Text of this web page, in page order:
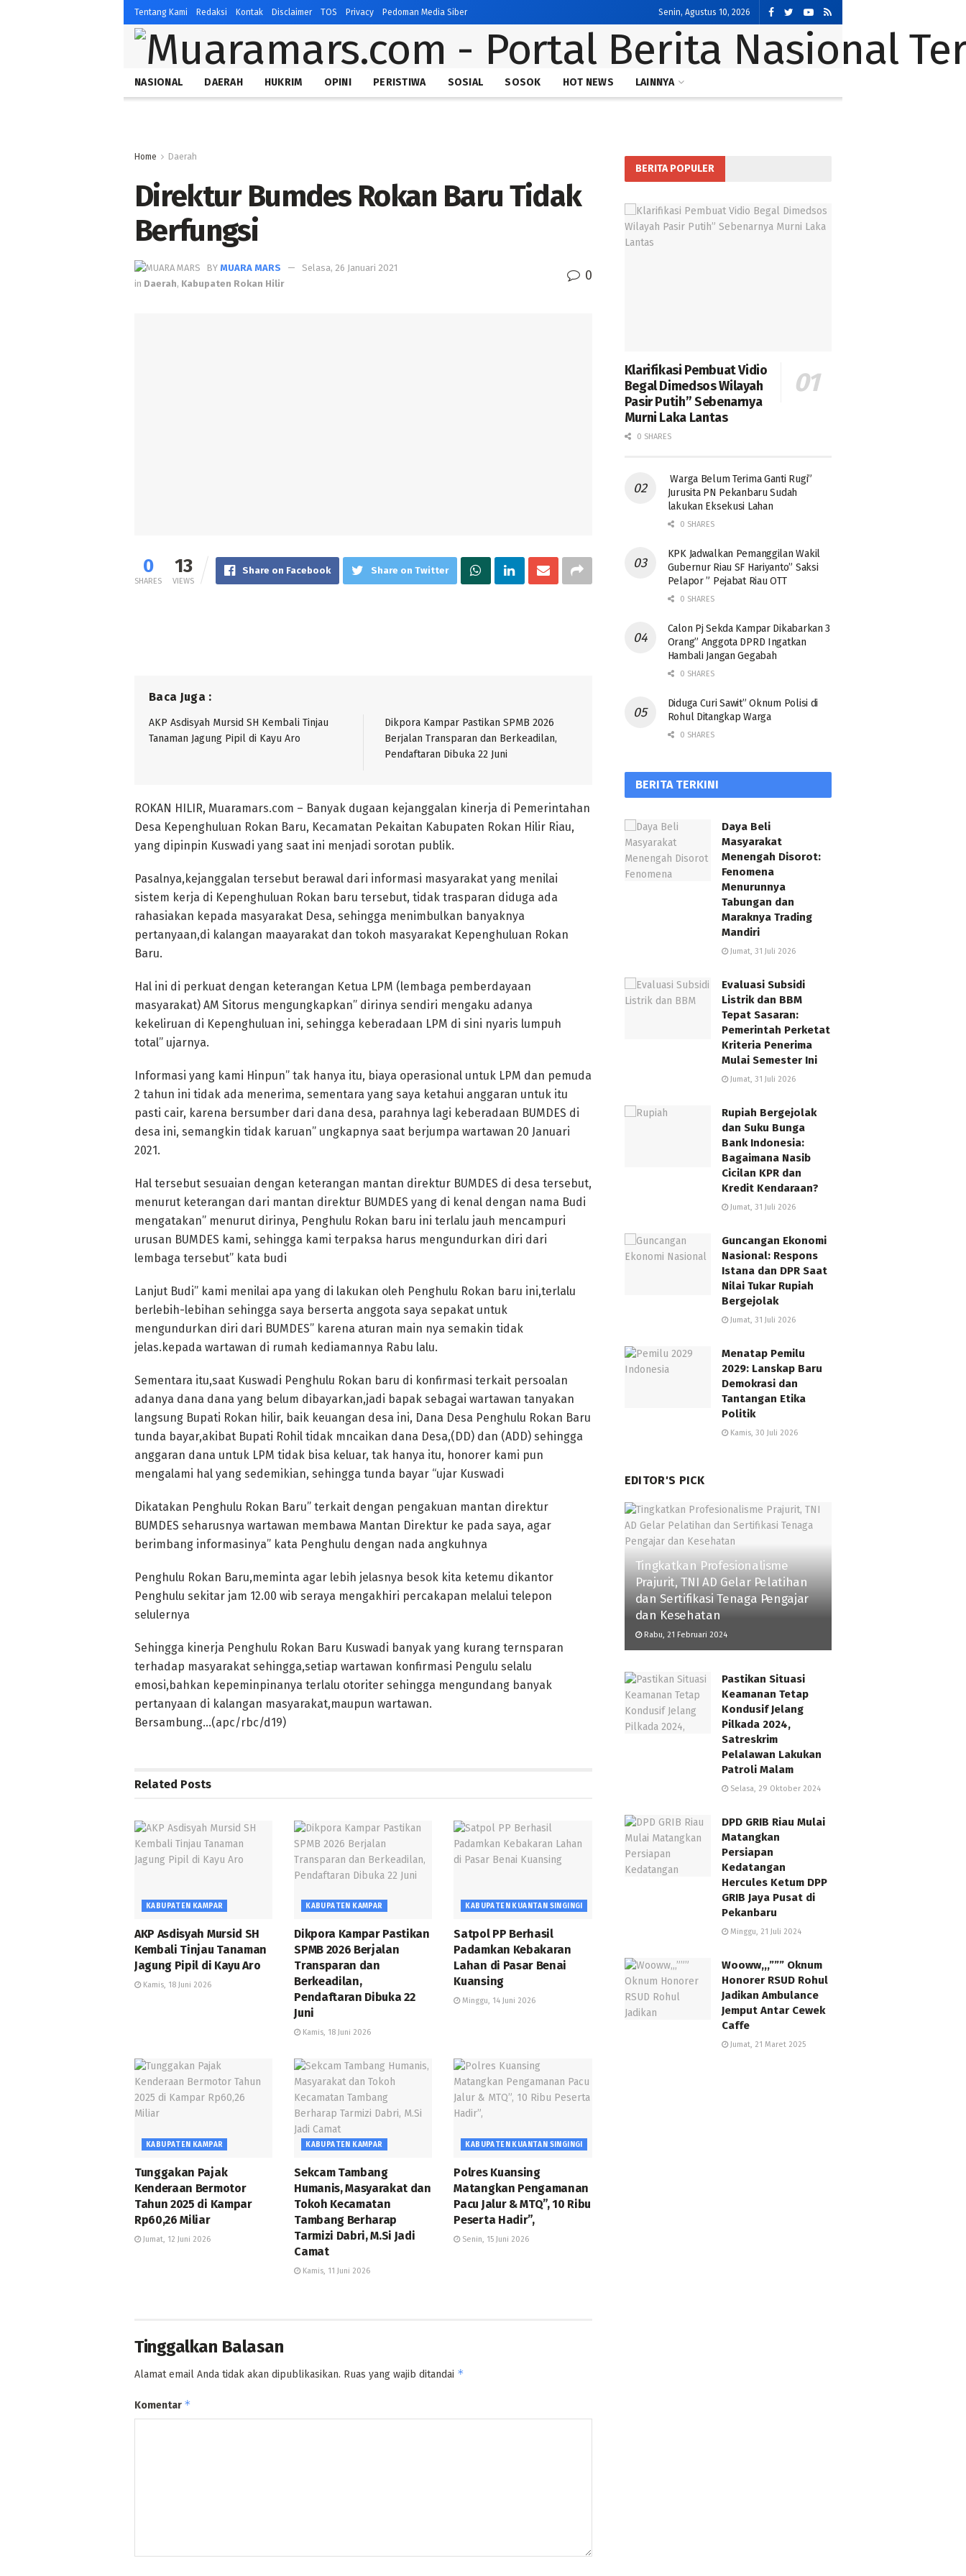
Tentang Kami Redaksi Kontak Disclaimer TOS Privacy Pedoman Media Siber Senin, Agustus 10, 2026
NASIONAL DAERAH HUKRIM OPINI PERISTIWA SOSIAL SOSOK HOT NEWS LAINNYA
Home Daerah
Direktur Bumdes Rokan Baru Tidak
Berfungsi
BY MUARA MARS
Selasa, 26 Januari 2021
in Daerah, Kabupaten Rokan Hilir
0
0
SHARES
13
VIEWS
Share on Facebook Share on Twitter
Baca Juga :
AKP Asdisyah Mursid SH Kembali Tinjau
Tanaman Jagung Pipil di Kayu Aro
Dikpora Kampar Pastikan SPMB 2026
Berjalan Transparan dan Berkeadilan,
Pendaftaran Dibuka 22 Juni
ROKAN HILIR, Muaramars.com – Banyak dugaan kejanggalan kinerja di Pemerintahan
Desa Kepenghuluan Rokan Baru, Kecamatan Pekaitan Kabupaten Rokan Hilir Riau,
yang dipinpin Kuswadi yang saat ini menjadi sorotan publik.
Pasalnya,kejanggalan tersebut berawal dari informasi masyarakat yang menilai
sistem kerja di Kepenghuluan Rokan baru tersebut, tidak trasparan diduga ada
rahasiakan kepada masyarakat Desa, sehingga menimbulkan banyaknya
pertanyaan,di kalangan maayarakat dan tokoh masyarakat Kepenghuluan Rokan
Baru.
Hal ini di perkuat dengan keterangan Ketua LPM (lembaga pemberdayaan
masyarakat) AM Sitorus mengungkapkan” dirinya sendiri mengaku adanya
kekeliruan di Kepenghuluan ini, sehingga keberadaan LPM di sini nyaris lumpuh
total” ujarnya.
Informasi yang kami Hinpun” tak hanya itu, biaya operasional untuk LPM dan pemuda
2 tahun ini tidak ada menerima, sementara yang saya ketahui anggaran untuk itu
pasti cair, karena bersumber dari dana desa, parahnya lagi keberadaan BUMDES di
desa ini, semangkin tidak karuan” ungkapnya saat berjumpa wartawan 20 Januari
2021.
Hal tersebut sesuaian dengan keterangan mantan direktur BUMDES di desa tersebut,
menurut keterangan dari mantan direktur BUMDES yang di kenal dengan nama Budi
mengatakan” menurut dirinya, Penghulu Rokan baru ini terlalu jauh mencampuri
urusan BUMDES kami, sehingga kami terpaksa harus mengundurkan diri dari
lembaga tersebut” kata budi
Lanjut Budi” kami menilai apa yang di lakukan oleh Penghulu Rokan baru ini,terlalu
berlebih-lebihan sehingga saya berserta anggota saya sepakat untuk
mengundurkan diri dari BUMDES” karena aturan main nya semakin tidak
jelas.kepada wartawan di rumah kediamannya Rabu lalu.
Sementara itu,saat Kuswadi Penghulu Rokan baru di konfirmasi terkait persoalan
adanya dana dana yang belum dibayarkan,jadi bapak sebagai wartawan tanyakan
langsung Bupati Rokan hilir, baik keuangan desa ini, Dana Desa Penghulu Rokan Baru
tunda bayar,akibat Bupati Rohil tidak mncaikan dana Desa,(DD) dan (ADD) sehingga
anggaran dana untuk LPM tidak bisa keluar, tak hanya itu, honorer kami pun
mengalami hal yang sedemikian, sehingga tunda bayar “ujar Kuswadi
Dikatakan Penghulu Rokan Baru” terkait dengan pengakuan mantan direktur
BUMDES seharusnya wartawan membawa Mantan Direktur ke pada saya, agar
berimbang informasinya” kata Penghulu dengan nada angkuhnya
Penghulu Rokan Baru,meminta agar lebih jelasnya besok kita ketemu dikantor
Penghulu sekitar jam 12.00 wib seraya mengakhiri percakapan melalui telepon
selulernya
Sehingga kinerja Penghulu Rokan Baru Kuswadi banyak yang kurang ternsparan
terhadap masyarakat sehingga,setiap wartawan konfirmasi Pengulu selalu
emosi,bahkan kepeminpinanya terlalu otoriter sehingga mengundang banyak
pertanyaan di kalangan masyarakat,maupun wartawan.
Bersambung…(apc/rbc/d19)
Related Posts
KABUPATEN KAMPAR
AKP Asdisyah Mursid SH
Kembali Tinjau Tanaman
Jagung Pipil di Kayu Aro
Kamis, 18 Juni 2026
KABUPATEN KAMPAR
Dikpora Kampar Pastikan
SPMB 2026 Berjalan
Transparan dan
Berkeadilan,
Pendaftaran Dibuka 22
Juni
Kamis, 18 Juni 2026
KABUPATEN KUANTAN SINGINGI
Satpol PP Berhasil
Padamkan Kebakaran
Lahan di Pasar Benai
Kuansing
Minggu, 14 Juni 2026
KABUPATEN KAMPAR
Tunggakan Pajak
Kenderaan Bermotor
Tahun 2025 di Kampar
Rp60,26 Miliar
Jumat, 12 Juni 2026
KABUPATEN KAMPAR
Sekcam Tambang
Humanis, Masyarakat dan
Tokoh Kecamatan
Tambang Berharap
Tarmizi Dabri, M.Si Jadi
Camat
Kamis, 11 Juni 2026
KABUPATEN KUANTAN SINGINGI
Polres Kuansing
Matangkan Pengamanan
Pacu Jalur & MTQ”, 10 Ribu
Peserta Hadir”,
Senin, 15 Juni 2026
Tinggalkan Balasan
Alamat email Anda tidak akan dipublikasikan. Ruas yang wajib ditandai *
Komentar *
BERITA POPULER
Klarifikasi Pembuat Vidio
Begal Dimedsos Wilayah
Pasir Putih” Sebenarnya
Murni Laka Lantas
0 SHARES
Warga Belum Terima Ganti Rugi”
Jurusita PN Pekanbaru Sudah
lakukan Eksekusi Lahan
0 SHARES
KPK Jadwalkan Pemanggilan Wakil
Gubernur Riau SF Hariyanto” Saksi
Pelapor ” Pejabat Riau OTT
0 SHARES
Calon Pj Sekda Kampar Dikabarkan 3
Orang” Anggota DPRD Ingatkan
Hambali Jangan Gegabah
0 SHARES
Diduga Curi Sawit” Oknum Polisi di
Rohul Ditangkap Warga
0 SHARES
BERITA TERKINI
Daya Beli
Masyarakat
Menengah Disorot:
Fenomena
Menurunnya
Tabungan dan
Maraknya Trading
Mandiri
Jumat, 31 Juli 2026
Evaluasi Subsidi
Listrik dan BBM
Tepat Sasaran:
Pemerintah Perketat
Kriteria Penerima
Mulai Semester Ini
Jumat, 31 Juli 2026
Rupiah Bergejolak
dan Suku Bunga
Bank Indonesia:
Bagaimana Nasib
Cicilan KPR dan
Kredit Kendaraan?
Jumat, 31 Juli 2026
Guncangan Ekonomi
Nasional: Respons
Istana dan DPR Saat
Nilai Tukar Rupiah
Bergejolak
Jumat, 31 Juli 2026
Menatap Pemilu
2029: Lanskap Baru
Demokrasi dan
Tantangan Etika
Politik
Kamis, 30 Juli 2026
EDITOR'S PICK
Tingkatkan Profesionalisme
Prajurit, TNI AD Gelar Pelatihan
dan Sertifikasi Tenaga Pengajar
dan Kesehatan
Rabu, 21 Februari 2024
Pastikan Situasi
Keamanan Tetap
Kondusif Jelang
Pilkada 2024,
Satreskrim
Pelalawan Lakukan
Patroli Malam
Selasa, 29 Oktober 2024
DPD GRIB Riau Mulai
Matangkan
Persiapan
Kedatangan
Hercules Ketum DPP
GRIB Jaya Pusat di
Pekanbaru
Minggu, 21 Juli 2024
Wooww,,,””” Oknum
Honorer RSUD Rohul
Jadikan Ambulance
Jemput Antar Cewek
Caffe
Jumat, 21 Maret 2025